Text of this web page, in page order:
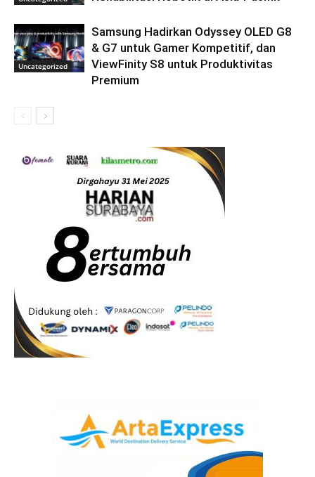
Uncategorized
Samsung Hadirkan Odyssey OLED G8
& G7 untuk Gamer Kompetitif, dan
ViewFinity S8 untuk Produktivitas
Premium